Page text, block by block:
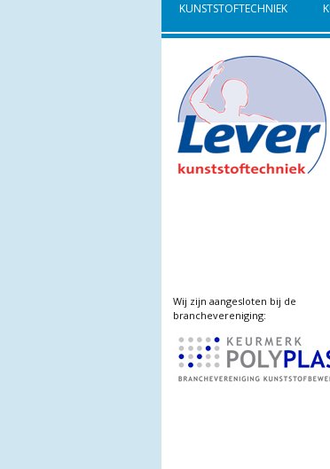
KUNSTSTOFTECHNIEK
Wij zijn aangesloten bij de
branchevereniging: